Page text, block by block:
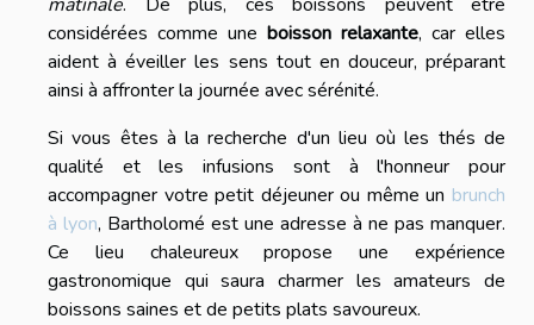
considérées comme une boisson relaxante, car elles
aident à éveiller les sens tout en douceur, préparant
ainsi à affronter la journée avec sérénité.
Si vous êtes à la recherche d'un lieu où les thés de
qualité et les infusions sont à l'honneur pour
accompagner votre petit déjeuner ou même un brunch
à lyon, Bartholomé est une adresse à ne pas manquer.
Ce lieu chaleureux propose une expérience
gastronomique qui saura charmer les amateurs de
boissons saines et de petits plats savoureux.